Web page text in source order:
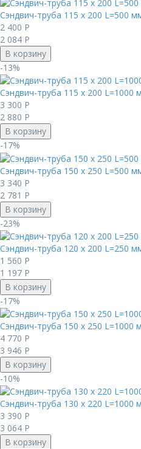
Сэндвич-труба 115 х 200 L=500
2 400 Р
2 084 Р
В корзину
-13%
Сэндвич-труба 115 х 200 L=1000
3 300 Р
2 880 Р
В корзину
-17%
Сэндвич-труба 150 х 250 L=500
3 340 Р
2 781 Р
В корзину
-23%
Сэндвич-труба 120 х 200 L=250
1 560 Р
1 197 Р
В корзину
-17%
Сэндвич-труба 150 х 250 L=1000
4 770 Р
3 946 Р
В корзину
-10%
Сэндвич-труба 130 х 220 L=1000
3 390 Р
3 064 Р
В корзину